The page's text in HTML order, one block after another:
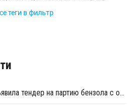
теги в фильтр
Lotte Chemical Titan объявила тендер на партию бензола с отгрузкой в октябре